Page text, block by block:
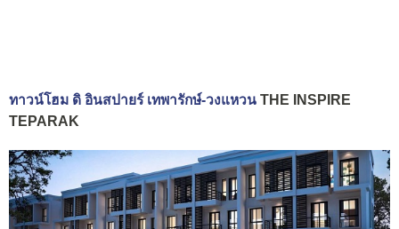
ทาวน์โฮม ดิ อินสปายร์ เทพารักษ์-วงแหวน THE INSPIRE
TEPARAK